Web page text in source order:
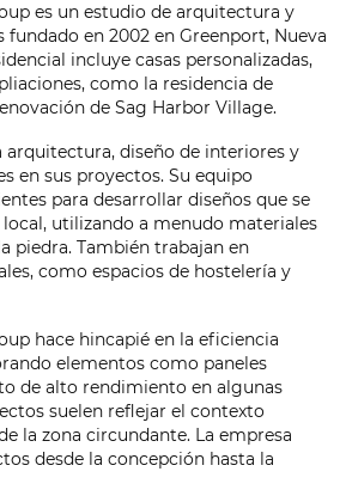
es un estudio de arquitectura y
en 2002 en Greenport, Nueva
incluye casas personalizadas,
como la residencia de
de Sag Harbor Village.
arquitectura, diseño de interiores y
en sus proyectos. Su equipo
para desarrollar diseños que se
utilizando a menudo materiales
piedra. También trabajan en
como espacios de hostelería y
hace hincapié en la eficiencia
elementos como paneles
de alto rendimiento en algunas
suelen reflejar el contexto
la zona circundante. La empresa
desde la concepción hasta la